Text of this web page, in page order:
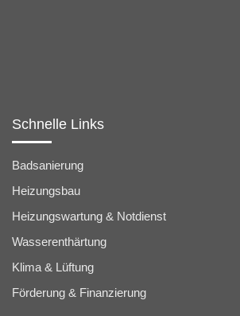
Schnelle Links
Badsanierung
Heizungsbau
Heizungswartung & Notdienst
Wasserenthärtung
Klima & Lüftung
Förderung & Finanzierung